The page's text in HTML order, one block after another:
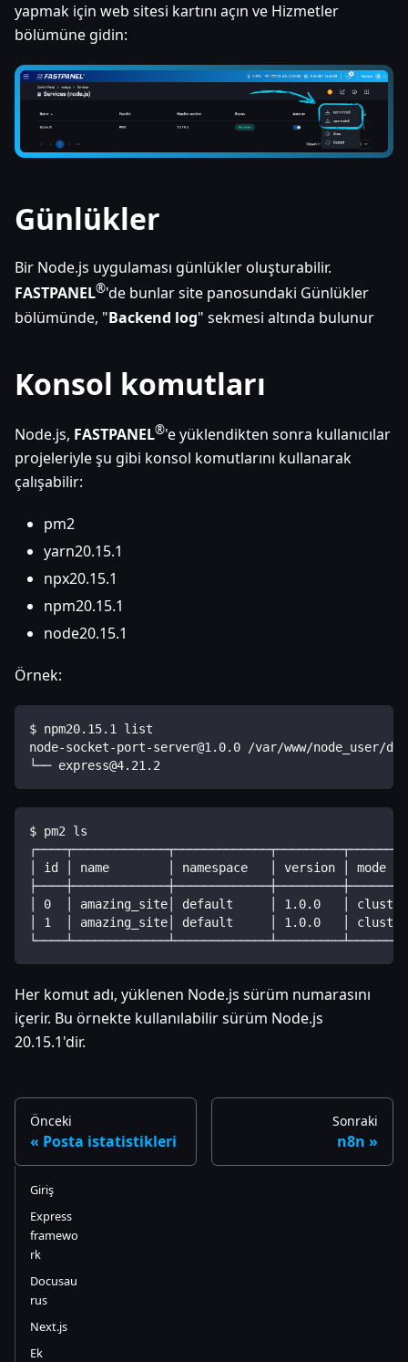
yapmak için web sitesi kartını açın ve Hizmetler
bölümüne gidin:
Günlükler
Bir Node.js uygulaması günlükler oluşturabilir.
FASTPANEL®'de bunlar site panosundaki Günlükler
bölümünde, "Backend log" sekmesi altında bulunur
Konsol komutları
Node.js, FASTPANEL®'e yüklendikten sonra kullanıcılar
projeleriyle şu gibi konsol komutlarını kullanarak
çalışabilir:
pm2
yarn20.15.1
npx20.15.1
npm20.15.1
node20.15.1
Örnek:
$ npm20.15.1 list
node-socket-port-server@1.0.0 /var/www/node_user/
└── express@4.21.2
$ pm2 ls
│ id │ name        │ namespace   │ version │
│ 0  │ amazing_site│ default     │ 1.0.0   │
│ 1  │ amazing_site│ default     │ 1.0.0   │
Her komut adı, yüklenen Node.js sürüm numarasını
içerir. Bu örnekte kullanılabilir sürüm Node.js
20.15.1'dir.
Önceki
Posta istatistikleri
Sonraki
n8n
Giriş
Express
framewo
rk
Docusau
rus
Next.js
Ek